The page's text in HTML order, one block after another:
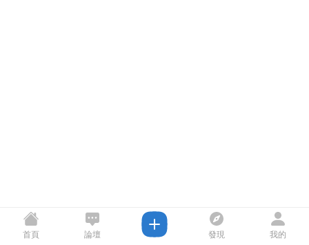
首頁 論壇 發現 我的